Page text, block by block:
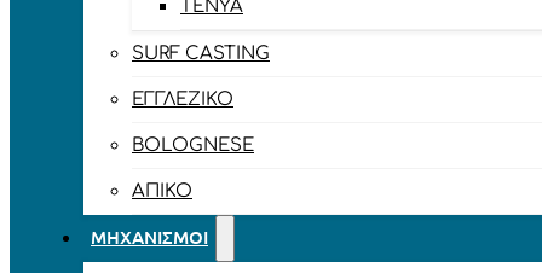
TENYA
SURF CASTING
ΕΓΓΛΈΖΙΚΟ
BOLOGNESE
ΑΠΊΚΟ
ΜΗΧΑΝΙΣΜΟΊ